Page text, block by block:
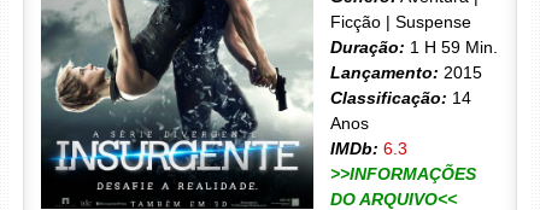
Ficção | Suspense
Duração: 1 H 59 Min.
Lançamento: 2015
Classificação: 14
Anos
IMDb: 6.3
>>INFORMAÇÕES
DO ARQUIVO<<